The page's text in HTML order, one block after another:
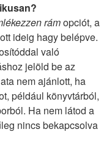
rámopciót, a
ideig hagy belépve.
való
jelöld be az
nem ajánlott, ha
például könyvtárból,
Ha nem látod a
nincs bekapcsolva